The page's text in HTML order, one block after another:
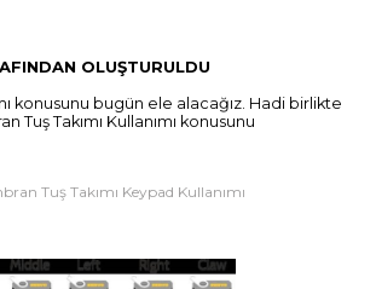
OLUŞTURULDU
konusunu bugün ele alacağız. Hadi birlikte
Tuş Takımı Kullanımı konusunu
Tuş Takımı Keypad Kullanımı